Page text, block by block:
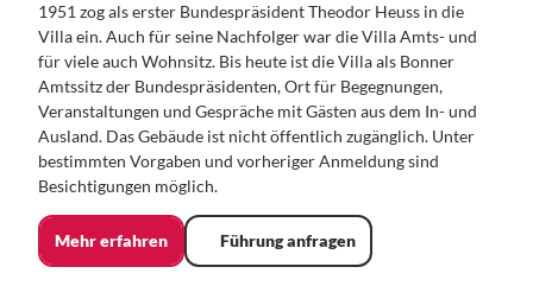
1951 zog als erster Bundespräsident Theodor Heuss in die
Villa ein. Auch für seine Nachfolger war die Villa Amts- und
für viele auch Wohnsitz. Bis heute ist die Villa als Bonner
Amtssitz der Bundespräsidenten, Ort für Begegnungen,
Veranstaltungen und Gespräche mit Gästen aus dem In- und
Ausland. Das Gebäude ist nicht öffentlich zugänglich. Unter
bestimmten Vorgaben und vorheriger Anmeldung sind
Besichtigungen möglich.
Mehr erfahren Führung anfragen